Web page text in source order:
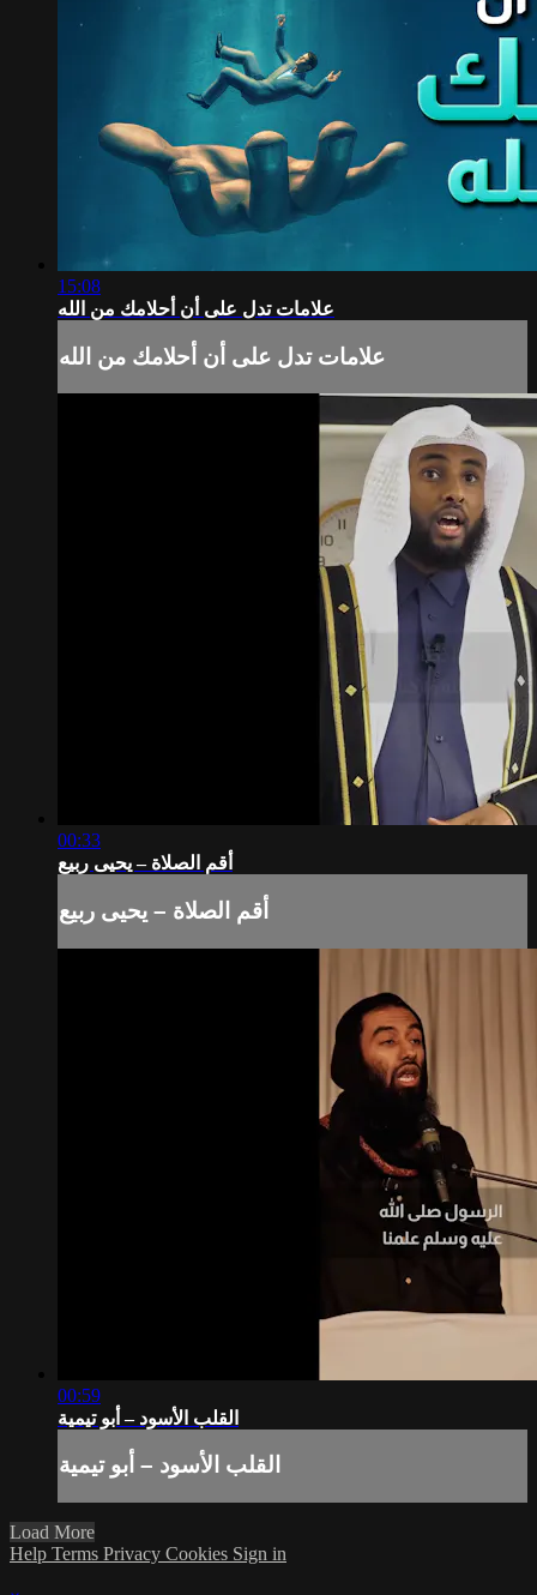
15:08
علامات تدل على أن أحلامك من الله
علامات تدل على أن أحلامك من الله
00:33
أقم الصلاة – يحيى ربيع
أقم الصلاة – يحيى ربيع
00:59
القلب الأسود – أبو تيمية
القلب الأسود – أبو تيمية
Load More
Help Terms Privacy Cookies Sign in